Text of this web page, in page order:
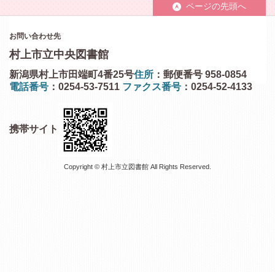
ページの先頭へ
お問い合わせ先
村上市立中央図書館
住所 ：郵便番号 958-0854
新潟県村上市田端町4番25号
電話番号 ：0254-53-7511 ファクス番号 ：0254-52-4133
携帯サイト
Copyright © 村上市立図書館 All Rights Reserved.